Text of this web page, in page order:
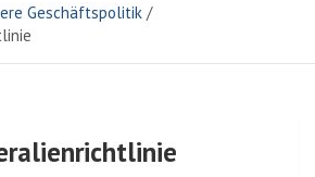
Geschäftspolitik